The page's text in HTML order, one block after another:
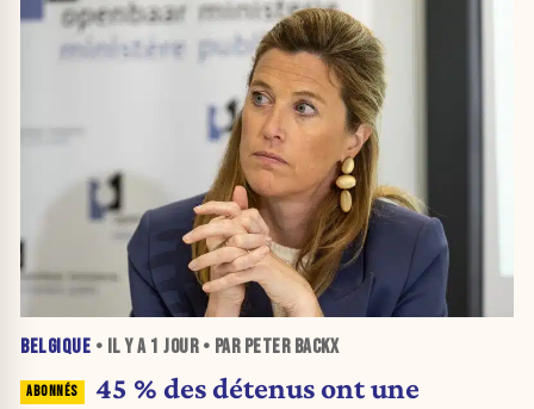
BELGIQUE • IL Y A 1 JOUR• PAR PETER BACKX
45 % des détenus ont une